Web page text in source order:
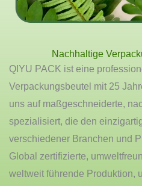
Nachhaltige
QIYU PACK ist eine
Verpackungsbeutel mit 25
uns auf maßgeschneiderte,
spezialisiert, die den
verschiedener Branchen und
Global zertifizierte,
weltweit führende Produktion,